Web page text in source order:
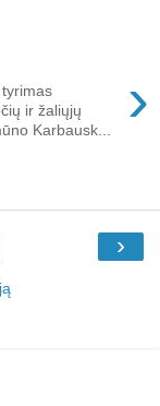
›
tyrimas
ir žaliųjų
Karbausk...
›